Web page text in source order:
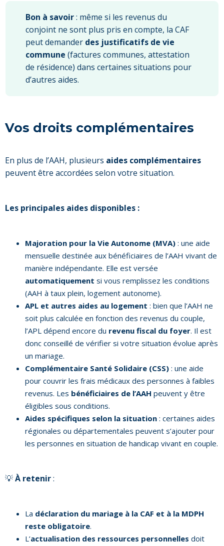
Bon à savoir: même si les revenus du
conjoint ne sont plus pris en compte, la CAF
peut demander des justificatifs de vie
commune (factures communes, attestation
de résidence) dans certaines situations pour
d’autres aides.
Vos droits complémentaires
En plus de l’AAH, plusieurs aides complémentaires
peuvent être accordées selon votre situation.
Les principales aides disponibles :
Majoration pour la Vie Autonome (MVA) : une aide
mensuelle destinée aux bénéficiaires de l’AAH vivant de
manière indépendante. Elle est versée
automatiquement si vous remplissez les conditions
(AAH à taux plein, logement autonome).
APL et autres aides au logement : bien que l’AAH ne
soit plus calculée en fonction des revenus du couple,
l’APL dépend encore du revenu fiscal du foyer. Il est
donc conseillé de vérifier si votre situation évolue après
un mariage.
Complémentaire Santé Solidaire (CSS) : une aide
pour couvrir les frais médicaux des personnes à faibles
revenus. Les bénéficiaires de l’AAH peuvent y être
éligibles sous conditions.
Aides spécifiques selon la situation : certaines aides
régionales ou départementales peuvent s’ajouter pour
les personnes en situation de handicap vivant en couple.
💡À retenir:
La déclaration du mariage à la CAF et à la MDPH
reste obligatoire.
L’actualisation des ressources personnelles doit